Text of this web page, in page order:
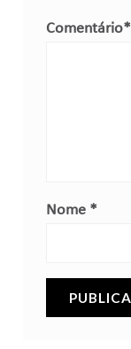
Comentário*
Nome *